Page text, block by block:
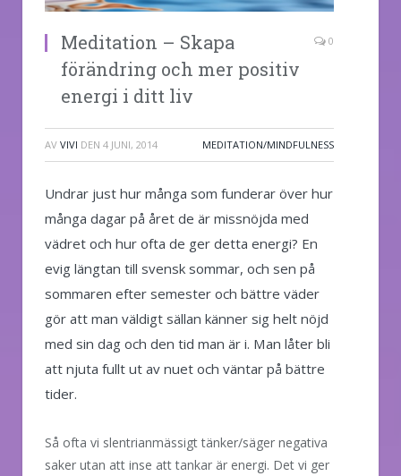
Meditation – Skapa
förändring och mer positiv
energi i ditt liv
0
AV VIVI DEN 4 JUNI, 2014 MEDITATION/MINDFULNESS
Undrar just hur många som funderar över hur
många dagar på året de är missnöjda med
vädret och hur ofta de ger detta energi? En
evig längtan till svensk sommar, och sen på
sommaren efter semester och bättre väder
gör att man väldigt sällan känner sig helt nöjd
med sin dag och den tid man är i. Man låter bli
att njuta fullt ut av nuet och väntar på bättre
tider.
Så ofta vi slentrianmässigt tänker/säger negativa
saker utan att inse att tankar är energi. Det vi ger